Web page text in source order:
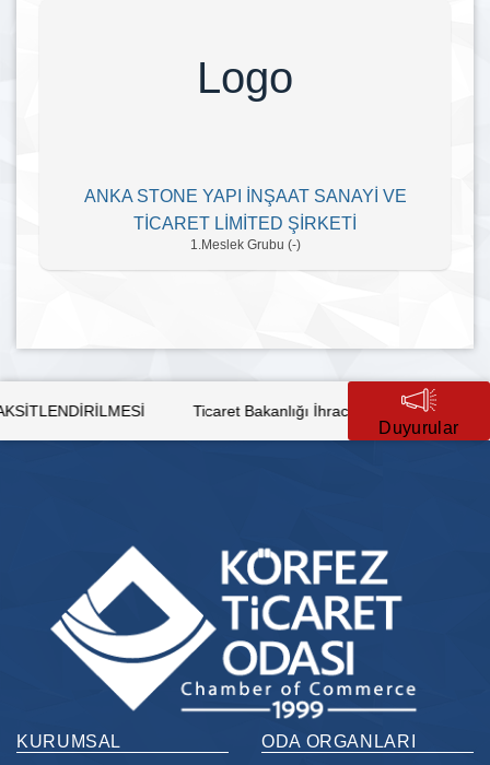
Logo
ANKA STONE YAPI İNŞAAT SANAYİ VE
TİCARET LİMİTED ŞİRKETİ
1.Meslek Grubu (-)
Ticaret Bakanlığı İhracat Süreçleri ve Devlet Destekleri Eğitim
Duyurular
KURUMSAL ODA ORGANLARI